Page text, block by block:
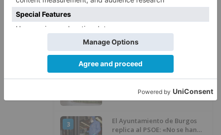
1
avisar otro conductor que se
había caído de la bicicleta
2
El nuevo Mercado Norte de
Burgos sale a concurso con un
3
El Ayuntamiento de Burgos
replica al PSOE: «No se han